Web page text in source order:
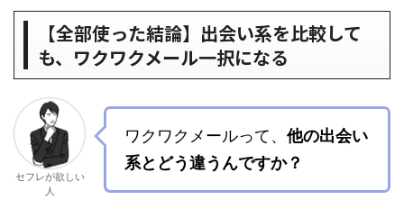
【全部使った結論】出会い系を比較して
も、ワクワクメール一択になる
セフレが欲しい
人
ワクワクメールって、 他の出会い
系とどう違うんですか？